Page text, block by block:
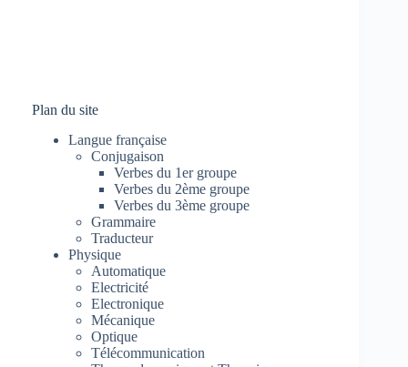
Plan du site
Langue française
Conjugaison
Verbes du 1er groupe
Verbes du 2ème groupe
Verbes du 3ème groupe
Grammaire
Traducteur
Physique
Automatique
Electricité
Electronique
Mécanique
Optique
Télécommunication